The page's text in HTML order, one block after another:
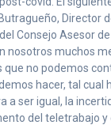
Director
Consejo Asesor de
nosotros muchos
que no podemos
hacer, tal cual
a ser igual, la
del teletrabajo y